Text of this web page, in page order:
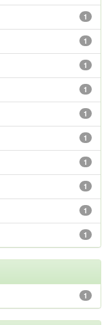
1
1
1
1
1
1
1
1
1
1
1